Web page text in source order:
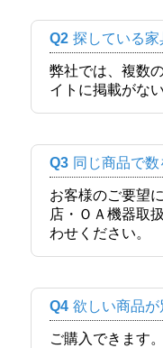
Q2 探している
弊社では、複数
イトに掲載がな
Q3 同じ商品で
お客様のご要望
店・ＯＡ機器取
わせください。
Q4 欲しい商品
ご購入できます